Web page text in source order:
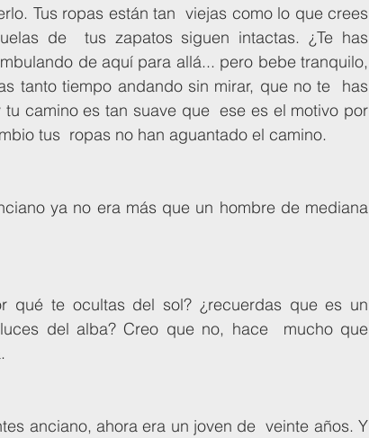
Tus ropas están tan  viejas como lo que crees
de  tus zapatos siguen intactas. ¿Te has
de aquí para allá... pero bebe tranquilo,
tanto tiempo andando sin mirar, que no te  has
camino es tan suave que  ese es el motivo por
tus  ropas no han aguantado el camino.
del alba? Creo que no, hace  mucho que